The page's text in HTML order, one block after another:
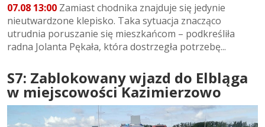
07.08 13:00 Zamiast chodnika znajduje się jedynie
nieutwardzone klepisko. Taka sytuacja znacząco
utrudnia poruszanie się mieszkańcom – podkreśliła
radna Jolanta Pękała, która dostrzegła potrzebę...
S7: Zablokowany wjazd do Elbląga
w miejscowości Kazimierzowo